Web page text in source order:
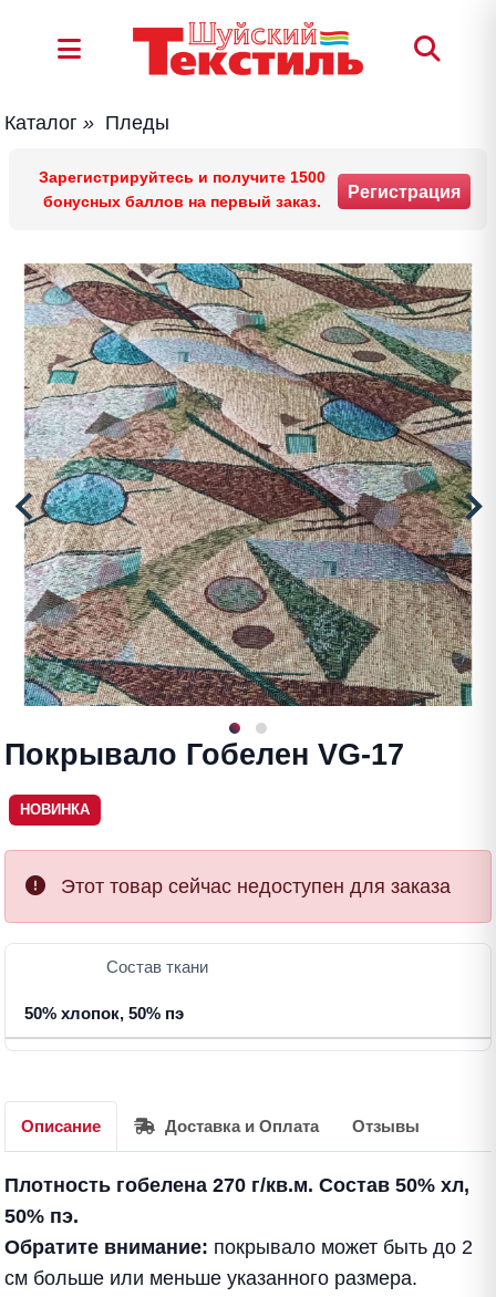
Каталог » Пледы
Зарегистрируйтесь и получите 1500
бонусных баллов на первый заказ.
Регистрация
Покрывало Гобелен VG-17
НОВИНКА
Этот товар сейчас недоступен для заказа
Состав ткани
50% хлопок, 50% пэ
Описание Доставка и Оплата Отзывы
Плотность гобелена 270 г/кв.м. Состав 50% хл,
50% пэ.
Обратите внимание: покрывало может быть до 2
см больше или меньше указанного размера.